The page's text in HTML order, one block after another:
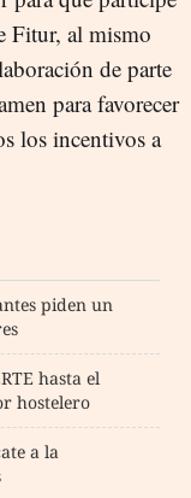
Fitur, al mismo
de parte
para favorecer
los incentivos a
piden un
hasta el
hostelero
a la